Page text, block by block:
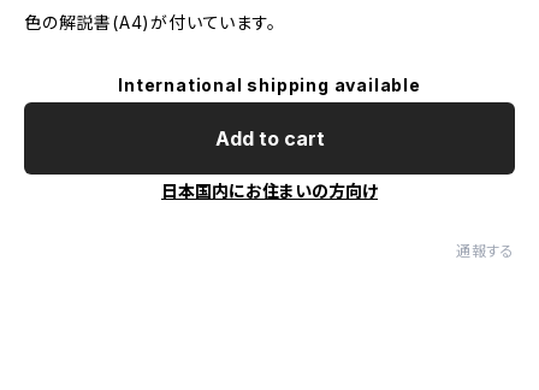
色の解説書(A4)が付いています。
International shipping available
Add to cart
日本国内にお住まいの方向け
通報する